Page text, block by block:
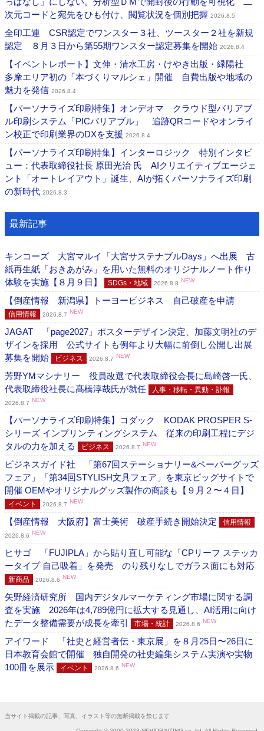
次元コードと宛先をひも付け、閲覧状況を個別把握 2026.8.5
全印工連 CSR認定でワンスター３社、ツースター２社を新規
認定 ８月３日から第55期ワンスター認定募集を開始 2026.8.4
【イベントレポート】文伸・清水工房・けやき出版・緑陽社
多摩エリア初の「本づくりマルシェ」開催 自費出版や地域の
魅力を発信 2026.8.4
【パーソナライズ印刷特集】オンデオマ クラウド型バリアブ
ル印刷システム「PICバリアブル」 追跡QRコードやオンライ
ン校正で印刷業界のDXを支援 2026.8.4
【パーソナライズ印刷特集】インターロジック 特別インタビ
ュー：代表取締役社長 原田光治 氏 AIクリエイティブエージェ
ント「オートレイアウト」誕生、AIが拓くパーソナライズ印刷
の新時代 2026.8.3
最新記事
キンコーズ 大宮マルイ「大宮サステナブルDays」へ出展 古
紙再生紙「おきあがみ」を用いた無料のオリジナルノート作り
体験を実施【８月９日】
SDGs・地域 2026.8.8 NEW
【倒産情報 新潟県】トーヨービジネス 自己破産を申請
信用情報 2026.8.7 NEW
JAGAT 「page2027」ポスターデザイン決定、加藤文明社のデ
ザインを採用 公式サイトも例年より大幅に前倒し公開し出展
募集を開始
ビジネス 2026.8.7 NEW
芳野YMマシナリー 役員改選で代表取締役会長に島崎啓一氏、
代表取締役社長に髙橋淳哉氏が就任
人事・移転・異動・訃報
2026.8.7 NEW
【パーソナライズ印刷特集】コダック KODAK PROSPER S-
シリーズ インプリンティングシステム 従来の印刷工程にデジ
タルの力を加える
ビジネス 2026.8.7 NEW
ビジネスガイド社 「第67回ステーショナリー&ペーパーグッズ
フェア」「第34回STYLISH文具フェア」を東京ビッグサイトで
開催 OEMやオリジナルグッズ製作の商談も【９月２〜４日】
イベント 2026.8.7 NEW
【倒産情報 大阪府】富士美術 破産手続き開始決定 信用情報
2026.8.6 NEW
ヒサゴ 「FUJIPLA」から貼り直し可能な「CPリーフ ステッカ
ータイプ 自己吸着」を発売 のり残りなしでガラス面にも対応
新商品 2026.8.6 NEW
矢野経済研究所 国内デジタルマーケティング市場に関する調
査を実施 2026年は4,789億円に拡大する見通し、AI活用に向け
たデータ整備需要が成長を牽引
市場・統計 2026.8.6 NEW
アイワード 「社史と経営者伝・東京展」を８月25日〜26日に
日本教育会館で開催 独自開発の社史編集システム実演や実物
100冊を展示
イベント 2026.8.6 NEW
当サイト掲載の記事、写真、イラスト等の無断掲載を禁じます